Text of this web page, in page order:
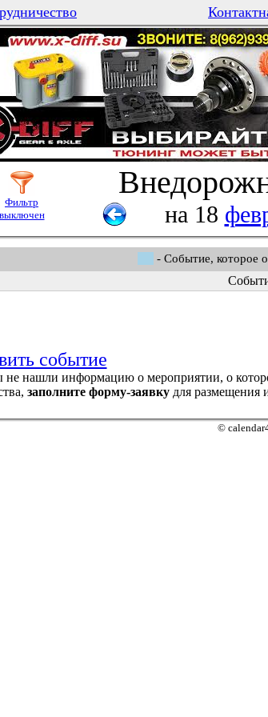
Фильтр
выключен
на 18
- Событие, которое
событие
не нашли информацию о мероприятии, о
заполните форму-заявкудля размещения
©